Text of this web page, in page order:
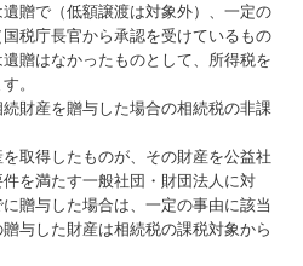
贈で（低額譲渡は対象外）、一定の
税庁長官から承認を受けているもの
贈はなかったものとして、所得税を
。
財産を贈与した場合の相続税の非課
取得したものが、その財産を公益社
を満たす一般社団・財団法人に対
贈与した場合は、一定の事由に該当
与した財産は相続税の課税対象から